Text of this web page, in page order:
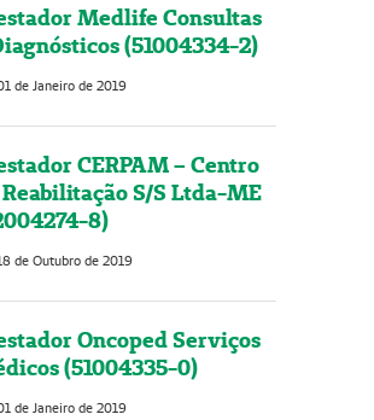
Medlife Consultas
(51004334-2)
de Janeiro de 2019
CERPAM – Centro
S/S Ltda-ME
8)
de Outubro de 2019
Oncoped Serviços
(51004335-0)
de Janeiro de 2019